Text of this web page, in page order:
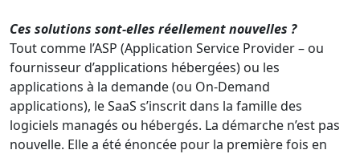
Ces solutions sont-elles réellement nouvelles ?
Tout comme l’ASP (Application Service Provider – ou
fournisseur d’applications hébergées) ou les
applications à la demande (ou On-Demand
applications), le SaaS s’inscrit dans la famille des
logiciels managés ou hébergés. La démarche n’est pas
nouvelle. Elle a été énoncée pour la première fois en